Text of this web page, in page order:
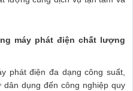
máy phát điện chất lượng
phát điện đa dạng công suất,
dụng đến công nghiệp quy